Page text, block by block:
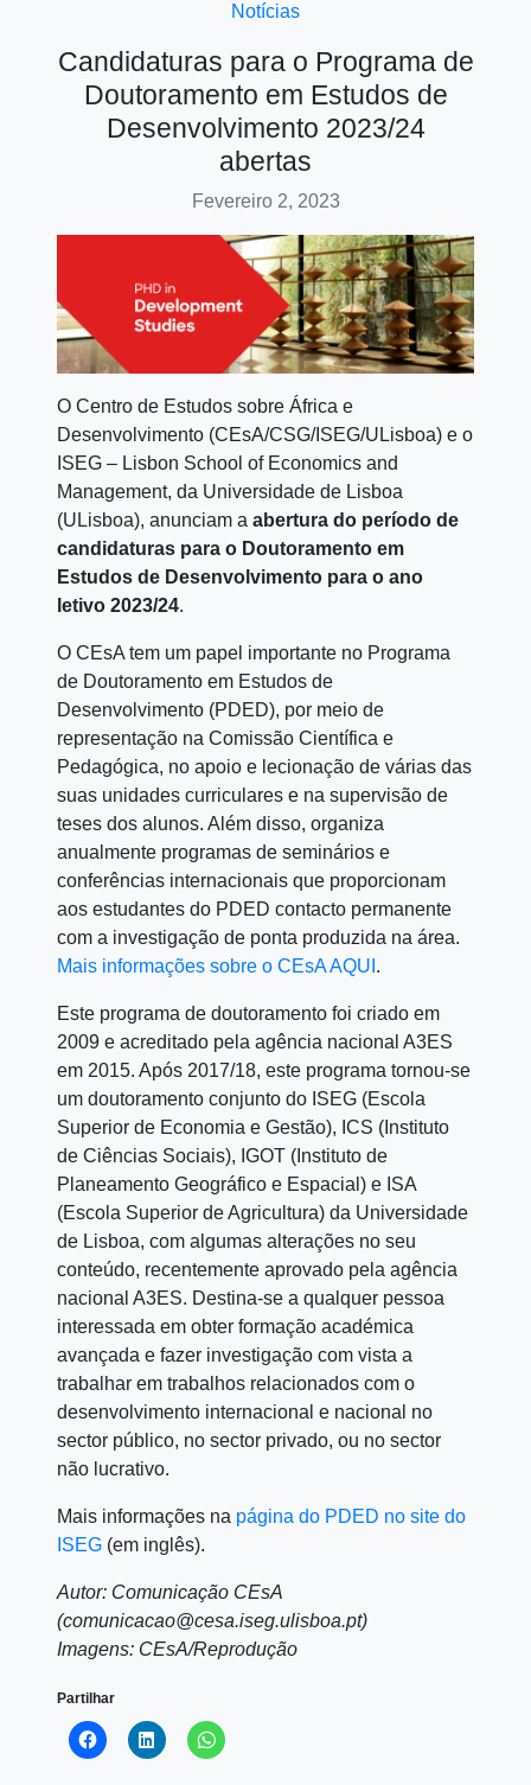
Notícias
Candidaturas para o Programa de
Doutoramento em Estudos de
Desenvolvimento 2023/24
abertas
Fevereiro 2, 2023
O Centro de Estudos sobre África e
Desenvolvimento (CEsA/CSG/ISEG/ULisboa) e o
ISEG – Lisbon School of Economics and
Management, da Universidade de Lisboa
(ULisboa), anunciam a abertura do período de
candidaturas para o Doutoramento em
Estudos de Desenvolvimento para o ano
letivo 2023/24.
O CEsA tem um papel importante no Programa
de Doutoramento em Estudos de
Desenvolvimento (PDED), por meio de
representação na Comissão Científica e
Pedagógica, no apoio e lecionação de várias das
suas unidades curriculares e na supervisão de
teses dos alunos. Além disso, organiza
anualmente programas de seminários e
conferências internacionais que proporcionam
aos estudantes do PDED contacto permanente
com a investigação de ponta produzida na área.
Mais informações sobre o CEsA AQUI .
Este programa de doutoramento foi criado em
2009 e acreditado pela agência nacional A3ES
em 2015. Após 2017/18, este programa tornou-se
um doutoramento conjunto do ISEG (Escola
Superior de Economia e Gestão), ICS (Instituto
de Ciências Sociais), IGOT (Instituto de
Planeamento Geográfico e Espacial) e ISA
(Escola Superior de Agricultura) da Universidade
de Lisboa, com algumas alterações no seu
conteúdo, recentemente aprovado pela agência
nacional A3ES. Destina-se a qualquer pessoa
interessada em obter formação académica
avançada e fazer investigação com vista a
trabalhar em trabalhos relacionados com o
desenvolvimento internacional e nacional no
sector público, no sector privado, ou no sector
não lucrativo.
Mais informações na página do PDED no site do
ISEG (em inglês).
Autor: Comunicação CEsA
(comunicacao@cesa.iseg.ulisboa.pt)
Imagens: CEsA/Reprodução
Partilhar
Click
to
Click
to
Click
to